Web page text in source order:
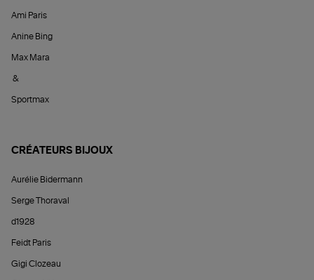
Ami Paris
Anine Bing
Max Mara
&
Sportmax
CRÉATEURS BIJOUX
Aurélie Bidermann
Serge Thoraval
d1928
Feidt Paris
Gigi Clozeau